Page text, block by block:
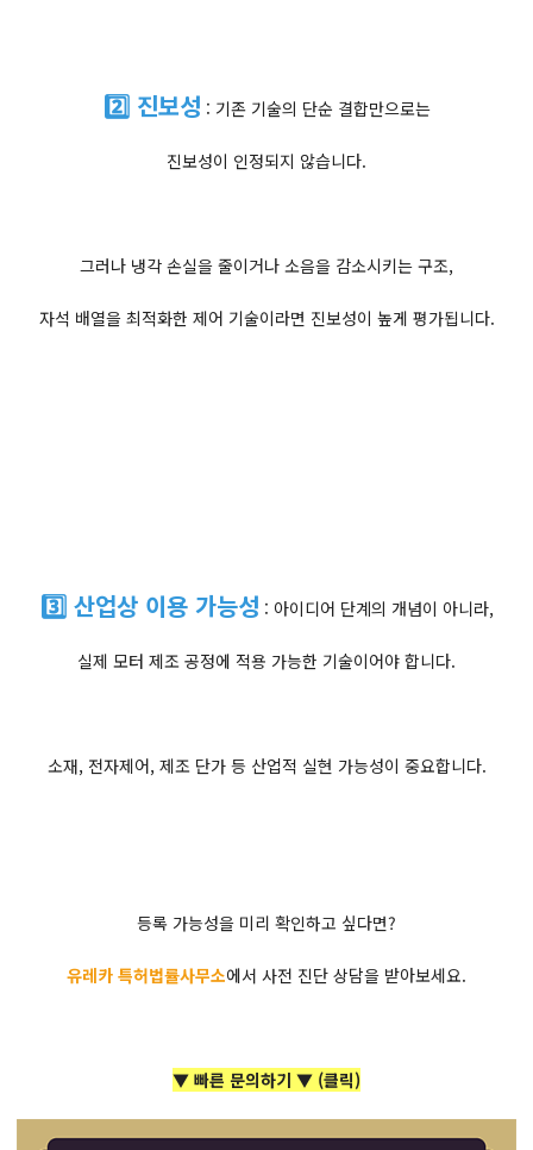
2️⃣ 진보성 : 기존 기술의 단순 결합만으로는
진보성이 인정되지 않습니다.
그러나 냉각 손실을 줄이거나 소음을 감소시키는 구조,
자석 배열을 최적화한 제어 기술이라면 진보성이 높게 평가됩니다.
3️⃣ 산업상 이용 가능성 : 아이디어 단계의 개념이 아니라,
실제 모터 제조 공정에 적용 가능한 기술이어야 합니다.
소재, 전자제어, 제조 단가 등 산업적 실현 가능성이 중요합니다.
등록 가능성을 미리 확인하고 싶다면?
유레카 특허법률사무소에서 사전 진단 상담을 받아보세요.
▼ 빠른 문의하기 ▼ (클릭)